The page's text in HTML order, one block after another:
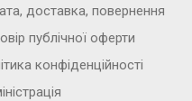
доставка, повернення
публічної оферти
конфіденційності